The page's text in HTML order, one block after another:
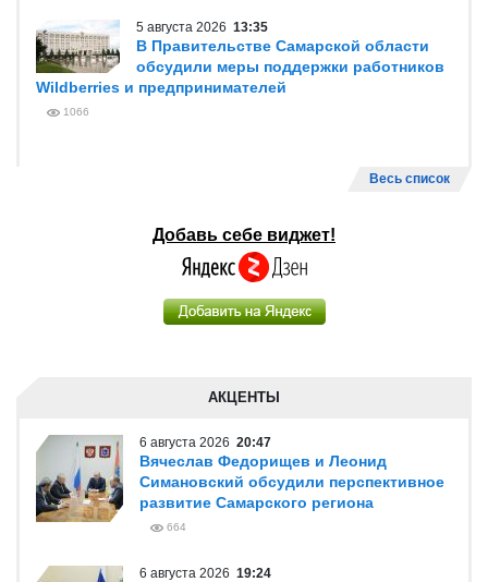
5 августа 2026 13:35
В Правительстве Самарской области
обсудили меры поддержки работников
Wildberries и предпринимателей
1066
Весь список
Добавь себе виджет!
АКЦЕНТЫ
6 августа 2026 20:47
Вячеслав Федорищев и Леонид
Симановский обсудили перспективное
развитие Самарского региона
664
6 августа 2026 19:24